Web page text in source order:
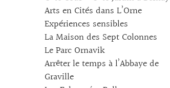
Arts en Cités dans L’Orne
Expériences sensibles
La Maison des Sept Colonnes
Le Parc Ornavik
Arrêter le temps à l’Abbaye de
Graville